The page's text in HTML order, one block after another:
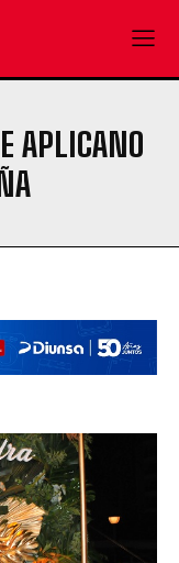
APLICANO